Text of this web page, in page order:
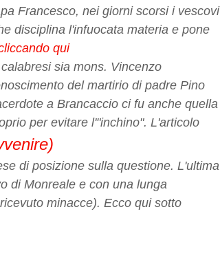
Francesco, nei giorni scorsi i vescovi
disciplina l'infuocata materia e pone
qui
sia mons. Vincenzo
del martirio di padre Pino
a Brancaccio ci fu anche quella
per evitare l'"inchino". L'articolo
di posizione sulla questione. L'ultima
di Monreale e con una lunga
minacce). Ecco qui sotto